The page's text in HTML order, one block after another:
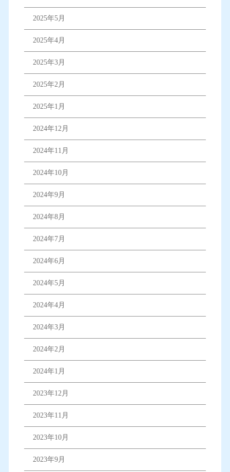
2025年5月
2025年4月
2025年3月
2025年2月
2025年1月
2024年12月
2024年11月
2024年10月
2024年9月
2024年8月
2024年7月
2024年6月
2024年5月
2024年4月
2024年3月
2024年2月
2024年1月
2023年12月
2023年11月
2023年10月
2023年9月